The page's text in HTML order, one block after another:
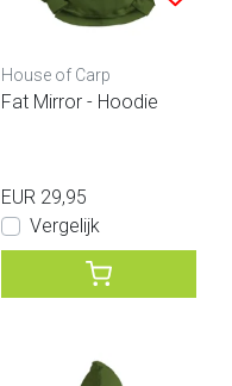
House of Carp
Fat Mirror - Hoodie
EUR 29,95
Vergelijk